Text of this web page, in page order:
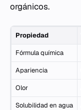
orgánicos.
Propiedad
Fórmula química
Apariencia
Olor
Solubilidad en agua